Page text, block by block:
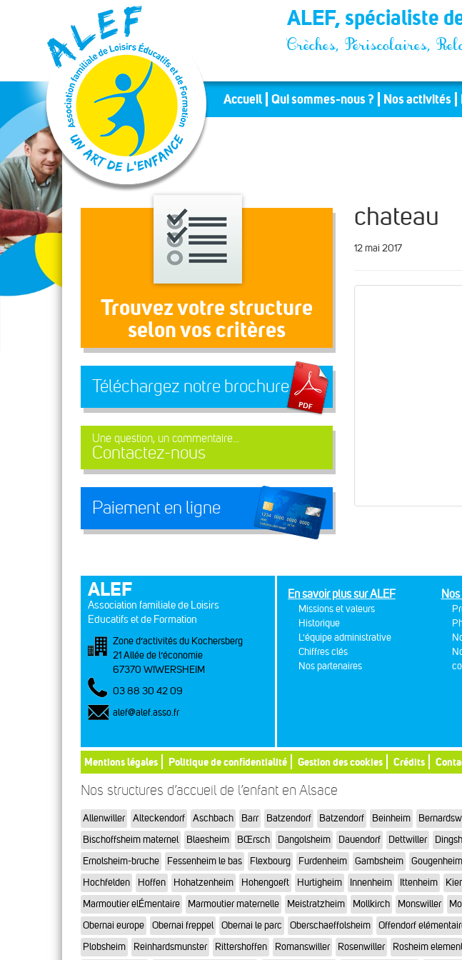
Panneau de gestion des cookies ALEF, spécialiste
Crèches, Périscolaires,
Accueil Qui sommes-nous ? Nos activités
Trouvez votre structure
selon vos critères
Téléchargez notre brochure
Une question, un commentaire...
Contactez-nous
Paiement en ligne
chateau
12 mai 2017
ALEF
Association familiale de Loisirs
Educatifs et de Formation
Zone d’activités du Kochersberg
21 Allée de l’économie
67370 WIWERSHEIM
03 88 30 42 09
alef@alef.asso.fr
En savoir plus sur ALEF
Missions et valeurs
Historique
L'équipe administrative
Chiffres clés
Nos partenaires
Mentions légales Politique de confidentialité Gestion des cookies Crédits
Nos structures d’accueil de l’enfant en Alsace
Allenwiller Alteckendorf Aschbach Barr Batzendorf Batzendorf Beinheim
Bischoffsheim maternel
Blaesheim BŒrsch Dangolsheim Dauendorf Dettwiller
Ernolsheim-bruche
Fessenheim le bas Flexbourg Furdenheim Gambsheim Gougenheim
Hochfelden
Hoffen Hohatzenheim Hohengoeft Hurtigheim Innenheim Ittenheim
Marmoutier elÉmentaire
Marmoutier maternelle Meistratzheim Mollkirch Monswiller
Obernai europe
Obernai freppel Obernai le parc Oberschaeffolsheim Offendorf
Plobsheim
Reinhardsmunster Rittershoffen Romanswiller Rosenwiller Rosheim